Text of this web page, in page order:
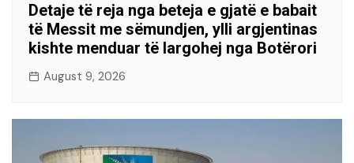
Detaje të reja nga beteja e gjatë e babait
të Messit me sëmundjen, ylli argjentinas
kishte menduar të largohej nga Botërori
August 9, 2026